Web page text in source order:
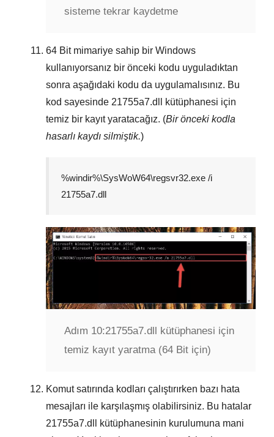
sisteme tekrar kaydetme
64 Bitmimariye sahip bir Windows
kullanıyorsanız bir önceki kodu uyguladıktan
sonra aşağıdaki kodu da uygulamalısınız. Bu
kod sayesinde 21755a7.dll
kütüphanesi için
temiz bir kayıt yaratacağız. (Bir önceki kodla
hasarlı kaydı silmiştik.)
%windir%\SysWoW64\regsvr32.exe /i
21755a7.dll
Adım 10:21755a7.dll kütüphanesi için
temiz kayıt yaratma (64 Bit için)
Komut satırında kodları çalıştırırken bazı hata
mesajları ile karşılaşmış olabilirsiniz. Bu hatalar
21755a7.dll
kütüphanesinin kurulumuna mani